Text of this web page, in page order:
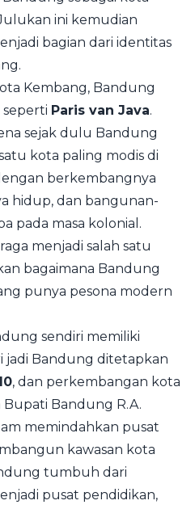
ini kemudian
bagian dari identitas
Kembang, Bandung
Paris van Java.
sejak dulu Bandung
kota paling modis di
berkembangnya
hidup, dan bangunan-
pada masa kolonial.
menjadi salah satu
bagaimana Bandung
punya pesona modern
sendiri memiliki
jadi Bandung ditetapkan
, dan perkembangan kota
Bupati Bandung R.A.
memindahkan pusat
kawasan kota
tumbuh dari
pusat pendidikan,